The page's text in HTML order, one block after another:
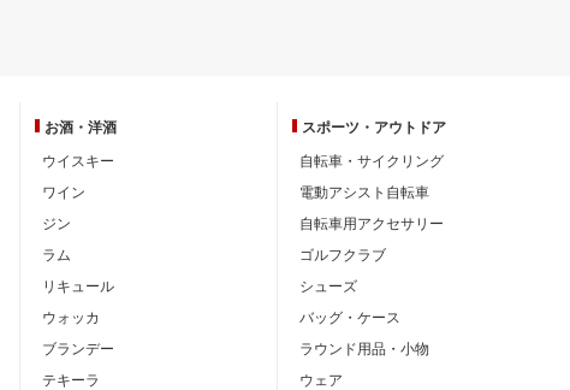
お酒・洋酒
ウイスキー
ワイン
ジン
ラム
リキュール
ウォッカ
ブランデー
テキーラ
スポーツ・ アウトドア
自転車・サイクリング
電動アシスト自転車
自転車用アクセサリー
ゴルフクラブ
シューズ
バッグ・ケース
ラウンド用品・小物
ウェア